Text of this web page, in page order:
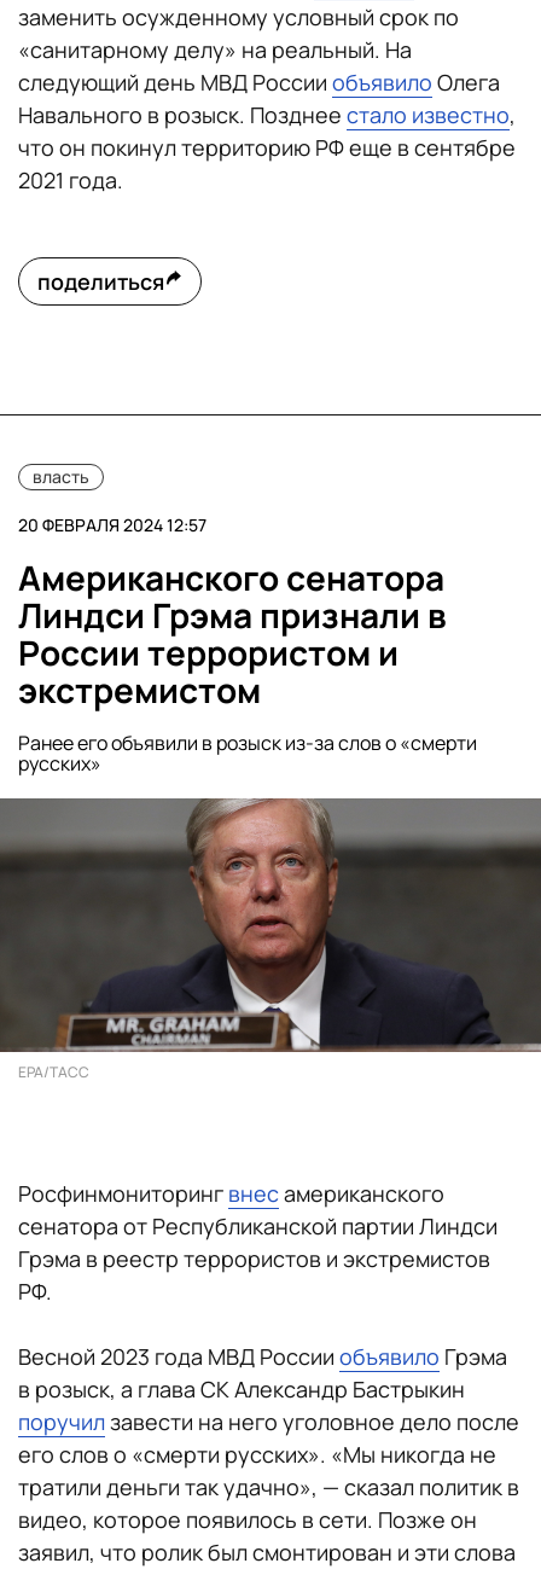
заменить осужденному условный срок по
«санитарному делу» на реальный. На
следующий день МВД России объявило Олега
Навального в розыск. Позднее стало известно,
что он покинул территорию РФ еще в сентябре
2021 года.
поделиться
власть
20 ФЕВРАЛЯ 2024 12:57
Американского сенатора
Линдси Грэма признали в
России террористом и
экстремистом
Ранее его объявили в розыск из-за слов о «смерти
русских»
EPA/ТАСС
Росфинмониторинг внесамериканского
сенатора от Республиканской партии Линдси
Грэма в реестр террористов и экстремистов
РФ.
Весной 2023 года МВД России объявило Грэма
в розыск, а глава СК Александр Бастрыкин
поручилзавести на него уголовное дело после
его слов о «смерти русских». «Мы никогда не
тратили деньги так удачно», — сказал политик в
видео, которое появилось в сети. Позже он
заявил, что ролик был смонтирован и эти слова